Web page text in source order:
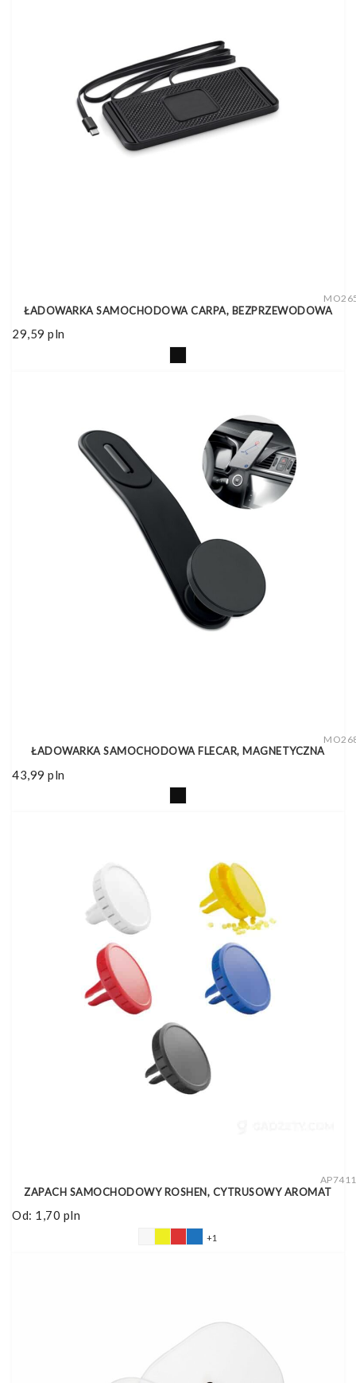
ŁADOWARKA SAMOCHODOWA CARPA, BEZPRZEWODOWA
29,59 pln
ŁADOWARKA SAMOCHODOWA FLECAR, MAGNETYCZNA
43,99 pln
ZAPACH SAMOCHODOWY ROSHEN, CYTRUSOWY AROMAT
Od: 1,70 pln
+1